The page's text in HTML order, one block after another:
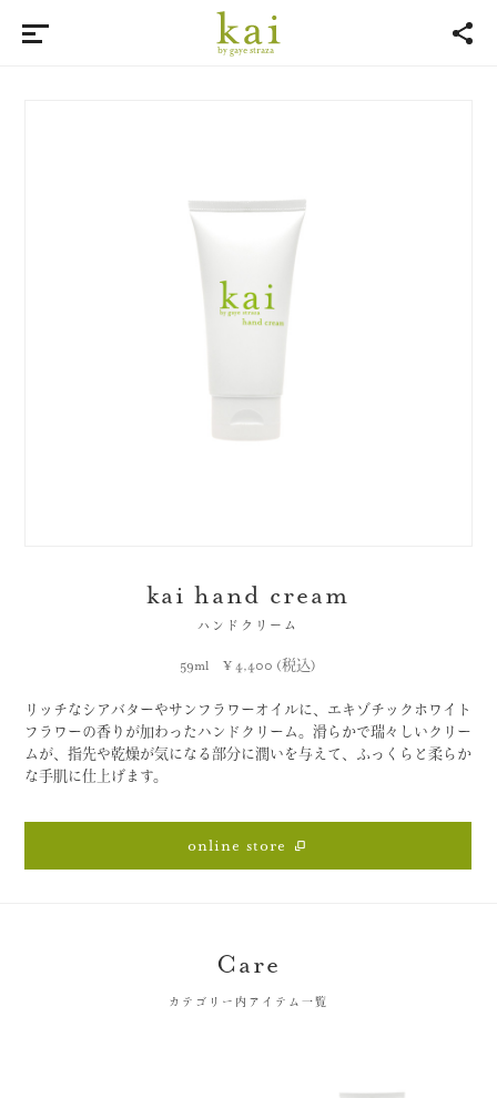
by gaye straza
kai hand cream
ハンドクリーム
59ml ¥ 4,400 (税込)
リッチなシアバターやサンフラワーオイルに、エキゾチックホワイト
フラワーの香りが加わったハンドクリーム。滑らかで瑞々しいクリー
ムが、指先や乾燥が気になる部分に潤いを与えて、ふっくらと柔らか
な手肌に仕上げます。
online store
Care
カテゴリー内アイテム一覧